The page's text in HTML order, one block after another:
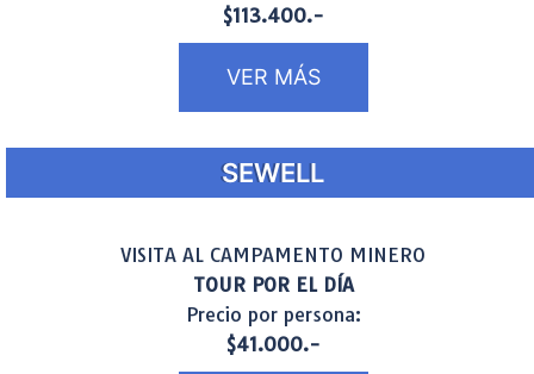
$113.400.-
VER MÁS
SEWELL
VISITA AL CAMPAMENTO MINERO
TOUR POR EL DÍA
Precio por persona:
$41.000.-